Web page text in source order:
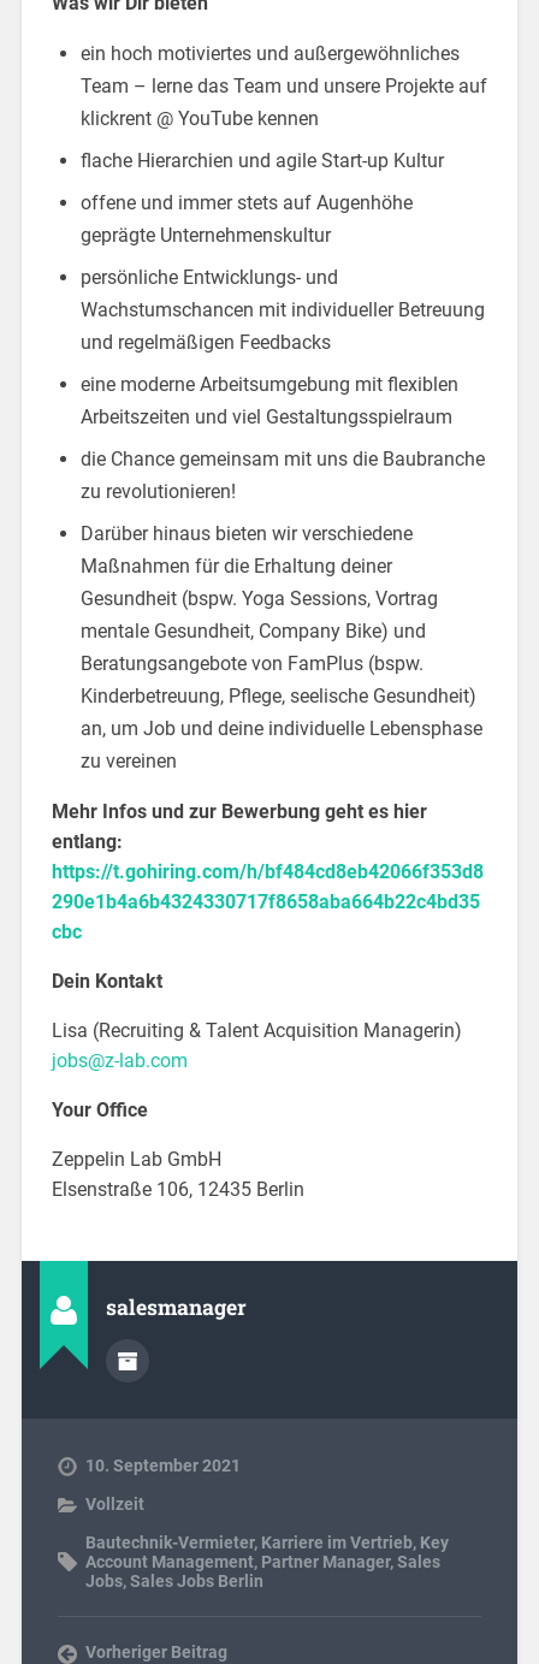
ein hoch motiviertes und außergewöhnliches
Team – lerne das Team und unsere Projekte auf
klickrent @ YouTube kennen
flache Hierarchien und agile Start-up Kultur
offene und immer stets auf Augenhöhe
geprägte Unternehmenskultur
persönliche Entwicklungs- und
Wachstumschancen mit individueller Betreuung
und regelmäßigen Feedbacks
eine moderne Arbeitsumgebung mit flexiblen
Arbeitszeiten und viel Gestaltungsspielraum
die Chance gemeinsam mit uns die Baubranche
zu revolutionieren!
Darüber hinaus bieten wir verschiedene
Maßnahmen für die Erhaltung deiner
Gesundheit (bspw. Yoga Sessions, Vortrag
mentale Gesundheit, Company Bike) und
Beratungsangebote von FamPlus (bspw.
Kinderbetreuung, Pflege, seelische Gesundheit)
an, um Job und deine individuelle Lebensphase
zu vereinen
Mehr Infos und zur Bewerbung geht es hier
entlang:
https://t.gohiring.com/h/bf484cd8eb42066f353d8
290e1b4a6b4324330717f8658aba664b22c4bd35
cbc
Dein Kontakt
Lisa (Recruiting & Talent Acquisition Managerin)
jobs@z-lab.com
Your Office
Zeppelin Lab GmbH
Elsenstraße 106, 12435 Berlin
salesmanager
10. September 2021
Vollzeit
Bautechnik-Vermieter, Karriere im Vertrieb, Key
Account Management, Partner Manager,Sales
Jobs,Sales Jobs Berlin
Vorheriger Beitrag